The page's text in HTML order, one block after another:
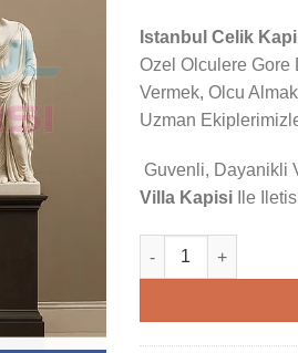
Istanbul Celik
Ozel Olculere Gore
Vermek, Olcu
Uzman
Guvenli, Dayanikli
Villa Kapisi Ile
İstanbul Beyaz Çelik